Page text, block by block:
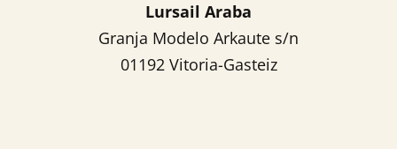
Lursail Araba
Granja Modelo Arkaute s/n
01192 Vitoria-Gasteiz